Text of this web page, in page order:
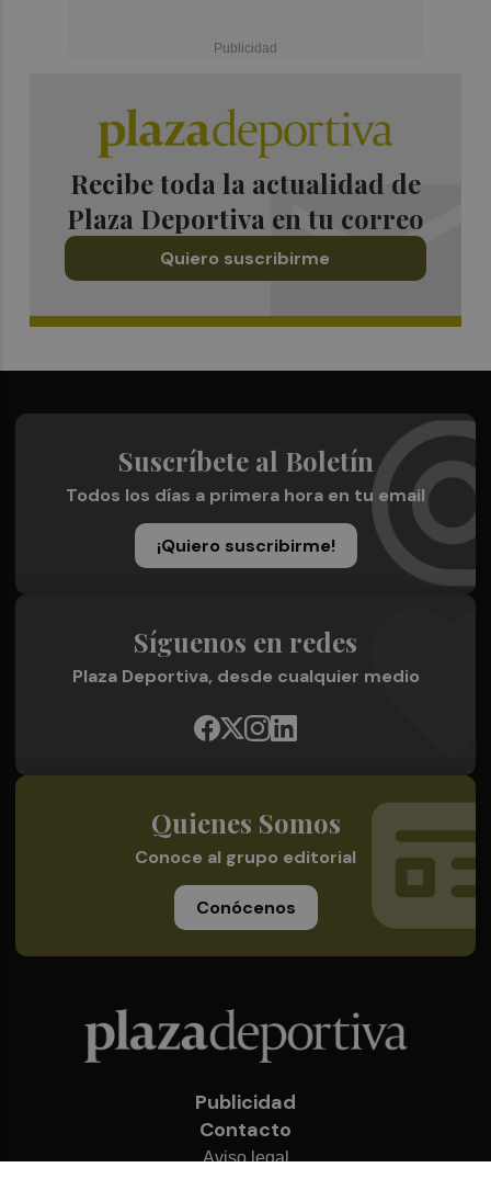
Recibe toda la actualidad de
Plaza Deportiva en tu correo
Quiero suscribirme
Suscríbete al Boletín
Todos los días a primera hora en tu email
¡Quiero suscribirme!
Síguenos en redes
Plaza Deportiva, desde cualquier medio
Quienes Somos
Conoce al grupo editorial
Conócenos
Publicidad
Contacto
Aviso legal